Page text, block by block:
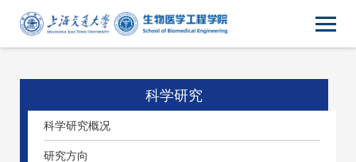
科学研究
科学研究概况
研究方向